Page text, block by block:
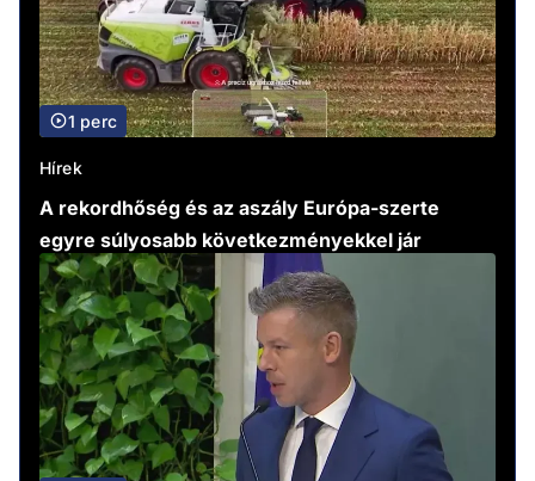
1 perc
Hírek
A rekordhőség és az aszály Európa-szerte
egyre súlyosabb következményekkel jár